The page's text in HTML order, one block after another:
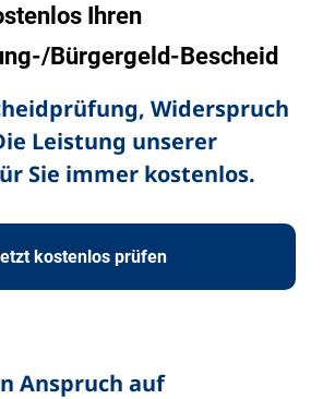
Ihren
Bürgergeld-Bescheid
Widerspruch
Leistung unserer
Sie immer kostenlos.
kostenlos prüfen
Anspruch auf